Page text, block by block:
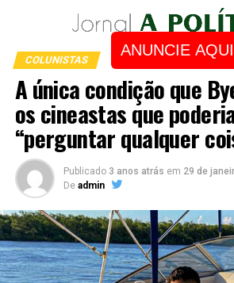
ANUNCIE AQUI
COLUNISTAS
A única condição que
os cineastas que
“perguntar qualquer
Publicado 3 anos atrás em 29 de
De admin